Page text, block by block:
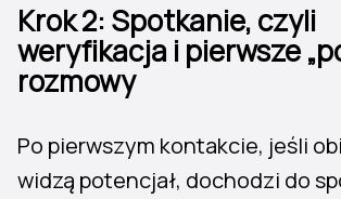
Krok 2: Spotkanie, czyli
weryfikacja i pierwsze
rozmowy
Po pierwszym kontakcie, jeśli
widzą potencjał, dochodzi do